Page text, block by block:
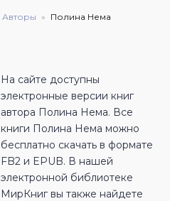
Авторы Полина Нема
На сайте доступны
электронные версии книг
автора Полина Нема. Все
книги Полина Нема можно
бесплатно скачать в формате
FB2 и EPUB. В нашей
электронной библиотеке
МирКниг вы также найдете